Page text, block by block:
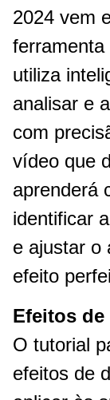
2024 vem
ferramenta
utiliza
analisar e
com
vídeo que
aprenderá
identificar
e ajustar o
efeito
Efeitos
O tutorial
efeitos de